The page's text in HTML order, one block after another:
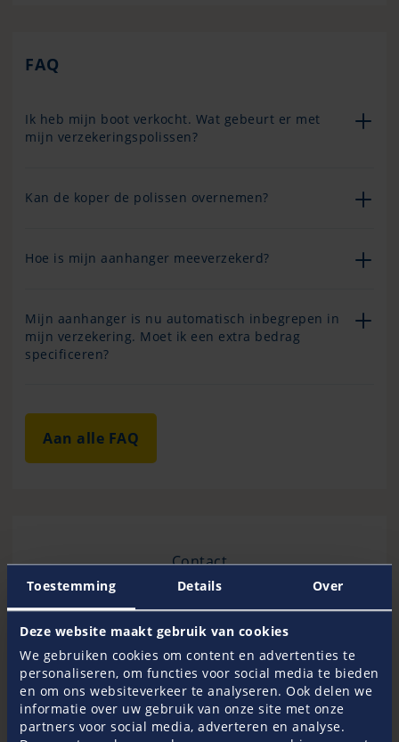
Toestemming Details Over
Deze website maakt gebruik van cookies
We gebruiken cookies om content en advertenties te
personaliseren, om functies voor social media te bieden
en om ons websiteverkeer te analyseren. Ook delen we
informatie over uw gebruik van onze site met onze
partners voor social media, adverteren en analyse.
FAQ
Ik heb mijn boot verkocht. Wat gebeurt er met
mijn verzekeringspolissen?
Kan de koper de polissen overnemen?
Hoe is mijn aanhanger meeverzekerd?
Mijn aanhanger is nu automatisch inbegrepen in
mijn verzekering. Moet ik een extra bedrag
specificeren?
Aan alle FAQ
Contact
Uw Pantaenius bemanning
Heeft u nog vragen? Onze medewerkers adviseren u
graag over alle verzekeringsgerelateerde zaken. Of u
nu een offerte nodig heeft voor uw jacht, of meer
informatie wenst over onze producten en diensten.
Wij staan voor u klaar!